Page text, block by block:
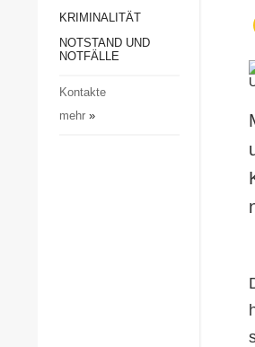
Militär
Gesellschaft und
Notstand und
KRIMINALITÄT
NOTSTAND UND
NOTFÄLLE
Kontakte
mehr»